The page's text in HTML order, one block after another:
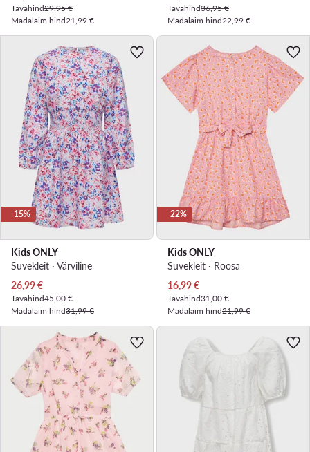
Tavahind29,95 €
Madalaim hind21,99 €
Tavahind36,95 €
Madalaim hind22,99 €
-15%
Kids ONLY
Suvekleit · Värviline
Praegune hind
26,99€
Tavahind45,00 €
Madalaim hind31,99 €
-22%
Kids ONLY
Suvekleit · Roosa
Praegune hind
16,99€
Tavahind31,00 €
Madalaim hind21,99 €